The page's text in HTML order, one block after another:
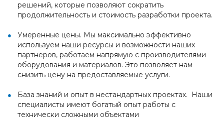
решений, которые позволяют сократить
продолжительность и стоимость разработки проекта.
Умеренные цены. Мы максимально эффективно
используем наши ресурсы и возможности наших
партнеров, работаем напрямую с производителями
оборудования и материалов. Это позволяет нам
снизить цену на предоставляемые услуги.
База знаний и опыт в нестандартных проектах. Наши
специалисты имеют богатый опыт работы с
технически сложными объектами